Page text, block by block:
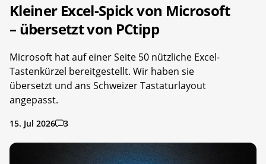
Kleiner Excel-Spick von Microsoft
– übersetzt von PCtipp
Microsoft hat auf einer Seite 50 nützliche Excel-
Tastenkürzel bereitgestellt. Wir haben sie
übersetzt und ans Schweizer Tastaturlayout
angepasst.
15. Jul 2026 3